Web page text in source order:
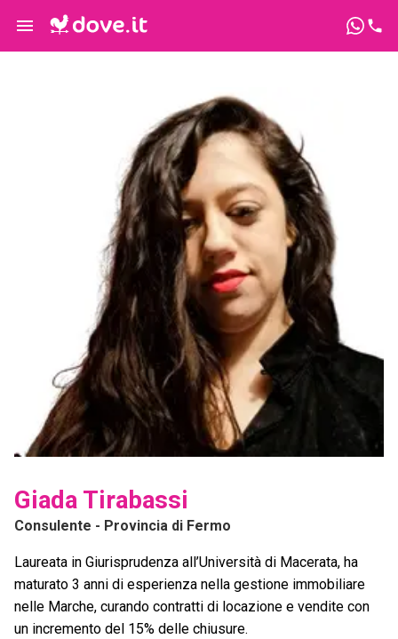
Giada Tirabassi
Consulente - Provincia di Fermo
Laureata in Giurisprudenza all’Università di Macerata, ha
maturato 3 anni di esperienza nella gestione immobiliare
nelle Marche, curando contratti di locazione e vendite con
un incremento del 15% delle chiusure.